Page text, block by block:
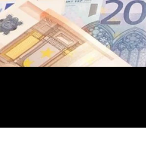
Skip
to
content